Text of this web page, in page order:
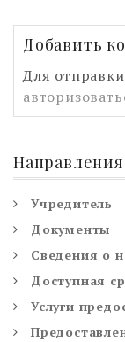
Добавить
Для
Учредитель
Документы
Сведения о
Доступная
Услуги